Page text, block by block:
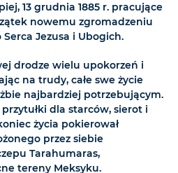
13 grudnia 1885 r. pracujące
nowemu zgromadzeniu
Jezusa i Ubogich.
drodze wielu upokorzeń i
na trudy, całe swe życie
najbardziej potrzebującym.
przytułki dla starców, sierot i
życia pokierował
przez siebie
Tarahumaras,
tereny Meksyku.